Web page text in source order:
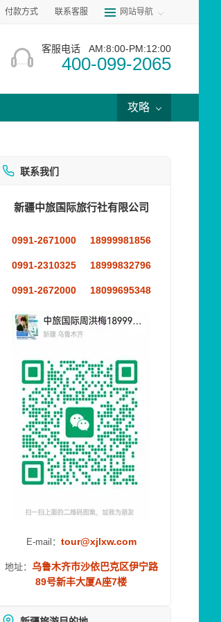
付款方式 联系客服 网站导航
客服电话 AM:8:00-PM:12:00
400-099-2065
攻略
联系我们
新疆中旅国际旅行社有限公司
0991-2671000 18999981856
0991-2310325 18999832796
0991-2672000 18099695348
E-mail： tour@xjlxw.com
地址： 乌鲁木齐市沙依巴克区伊宁路
89号新丰大厦A座7楼